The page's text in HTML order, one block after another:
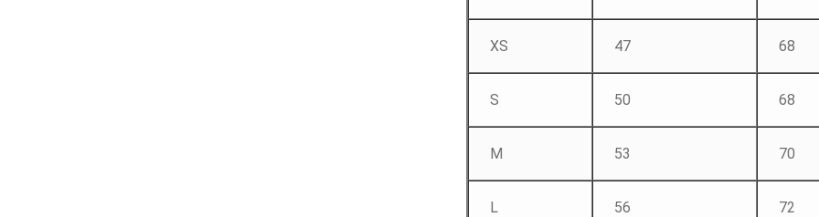
XS 47 68
S 50 68
M 53 70
L 56 72